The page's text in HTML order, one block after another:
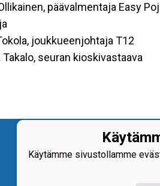
päävalmentaja Easy
joukkueenjohtaja T12
seuran kioskivastaava
Ajax-Sarkkiranta ry
Y-tunnus: 2121373-4
Käytämme sivustollamme